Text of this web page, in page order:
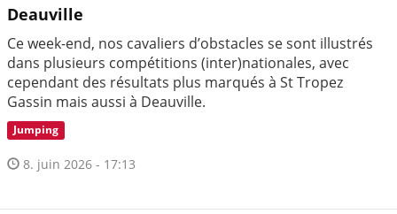
Deauville
Ce week-end, nos cavaliers d’obstacles se sont illustrés
dans plusieurs compétitions (inter)nationales, avec
cependant des résultats plus marqués à St Tropez
Gassin mais aussi à Deauville.
Jumping
8. juin 2026 - 17:13